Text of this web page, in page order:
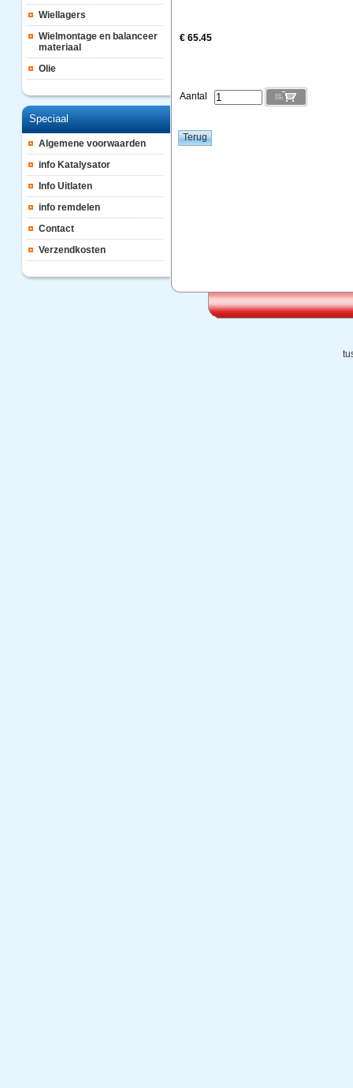
Wiellagers
Wielmontage en balanceer
materiaal
Olie
Speciaal
Algemene voorwaarden
info Katalysator
Info Uitlaten
info remdelen
Contact
Verzendkosten
€ 65.45
Aantal